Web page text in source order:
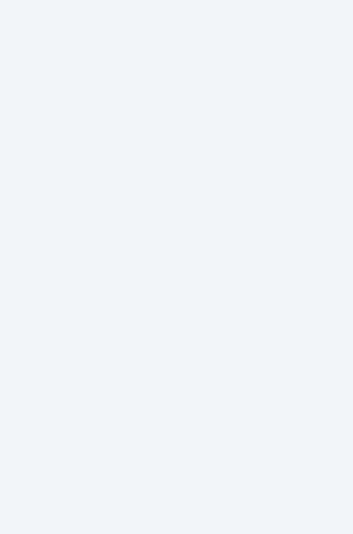
herausgibt. Eine Aktie eines
besitzt, ein Teil dieses
haben im Unternehmen
um einen sogenannten
Ein Unternehmen wird beim
das Unternehmen.